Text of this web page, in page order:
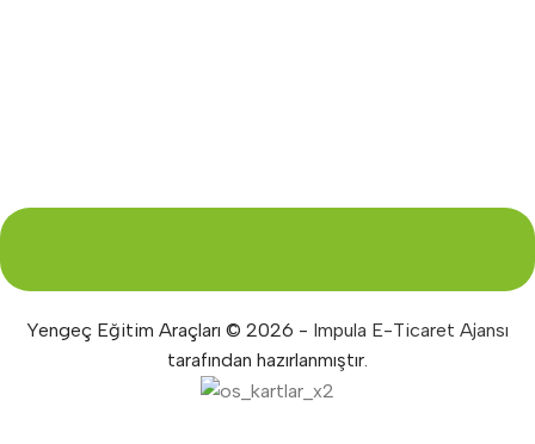
Yengeç Eğitim Araçları © 2026 - Impula E-Ticaret Ajansı
tarafından hazırlanmıştır.